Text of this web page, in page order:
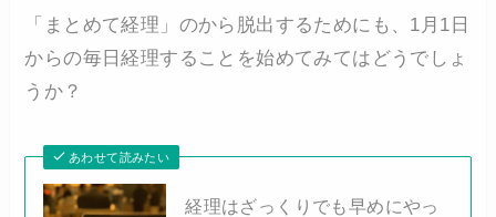
「まとめて経理」のから脱出するためにも、1月1日
からの毎日経理することを始めてみてはどうでしょ
うか？
あわせて読みたい
経理はざっくりでも早めにやっ